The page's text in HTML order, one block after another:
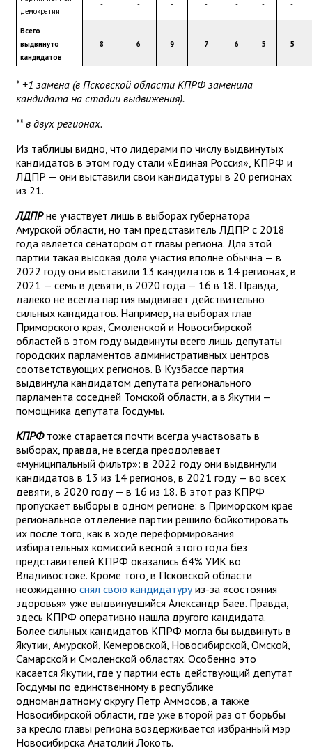
демократии
- - - - - - -
Всего
выдвинуто
кандидатов
8 6 9 7 6 5 5
* +1 замена (в Псковской области КПРФ заменила
кандидата на стадии выдвижения).
** в двух регионах.
Из таблицы видно, что лидерами по числу выдвинутых
кандидатов в этом году стали «Единая Россия», КПРФ и
ЛДПР — они выставили свои кандидатуры в 20 регионах
из 21.
ЛДПРне участвует лишь в выборах губернатора
Амурской области, но там представитель ЛДПР с 2018
года является сенатором от главы региона. Для этой
партии такая высокая доля участия вполне обычна — в
2022 году они выставили 13 кандидатов в 14 регионах, в
2021 — семь в девяти, в 2020 года — 16 в 18. Правда,
далеко не всегда партия выдвигает действительно
сильных кандидатов. Например, на выборах глав
Приморского края, Смоленской и Новосибирской
областей в этом году выдвинуты всего лишь депутаты
городских парламентов административных центров
соответствующих регионов. В Кузбассе партия
выдвинула кандидатом депутата регионального
парламента соседней Томской области, а в Якутии —
помощника депутата Госдумы.
КПРФтоже старается почти всегда участвовать в
выборах, правда, не всегда преодолевает
«муниципальный фильтр»: в 2022 году они выдвинули
кандидатов в 13 из 14 регионов, в 2021 году — во всех
девяти, в 2020 году — в 16 из 18. В этот раз КПРФ
пропускает выборы в одном регионе: в Приморском крае
региональное отделение партии решило бойкотировать
их после того, как в ходе переформирования
избирательных комиссий весной этого года без
представителей КПРФ оказались 64% УИК во
Владивостоке. Кроме того, в Псковской области
неожиданно снял свою кандидатуруиз-за «состояния
здоровья» уже выдвинувшийся Александр Баев. Правда,
здесь КПРФ оперативно нашла другого кандидата.
Более сильных кандидатов КПРФ могла бы выдвинуть в
Якутии, Амурской, Кемеровской, Новосибирской, Омской,
Самарской и Смоленской областях. Особенно это
касается Якутии, где у партии есть действующий депутат
Госдумы по единственному в республике
одномандатному округу Петр Аммосов, а также
Новосибирской области, где уже второй раз от борьбы
за кресло главы региона воздерживается избранный мэр
Новосибирска Анатолий Локоть.